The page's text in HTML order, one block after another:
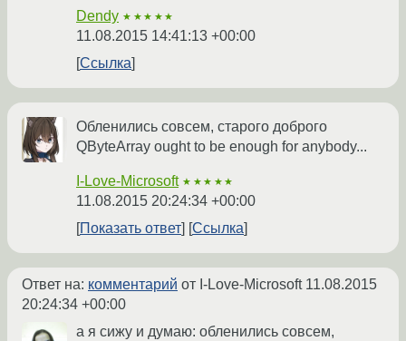
Dendy ★★★★★
11.08.2015 14:41:13 +00:00
Ссылка
Обленились совсем, старого доброго
QByteArray ought to be enough for anybody...
I-Love-Microsoft ★★★★★
11.08.2015 20:24:34 +00:00
Показать ответ
Ссылка
Ответ на: комментарий от I-Love-Microsoft 11.08.2015
20:24:34 +00:00
а я сижу и думаю: обленились совсем,